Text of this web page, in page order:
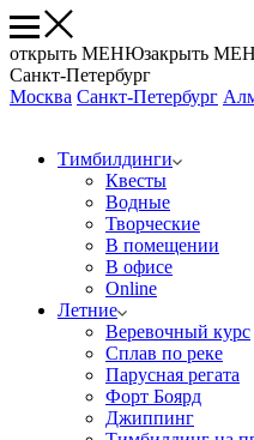
открыть МЕНЮзакрыть
Санкт-Петербург
Москва Санкт-Петербург
Тимбилдинги
Квесты
Водные
Творческие
В помещении
В офисе
Online
Летние
Веревочный курс
Сплав по реке
Парусная регата
Форт Боярд
Джиппинг